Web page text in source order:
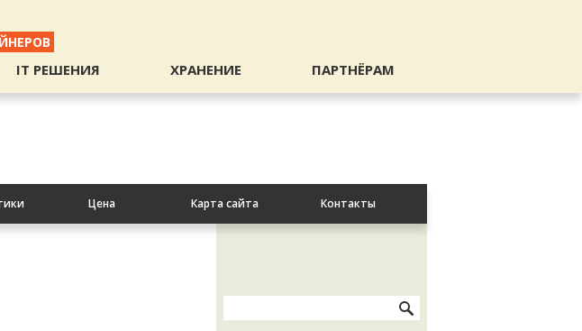
IT РЕШЕНИЯ ХРАНЕНИЕ ПАРТНЁРАМ
Цена Карта сайта Контакты